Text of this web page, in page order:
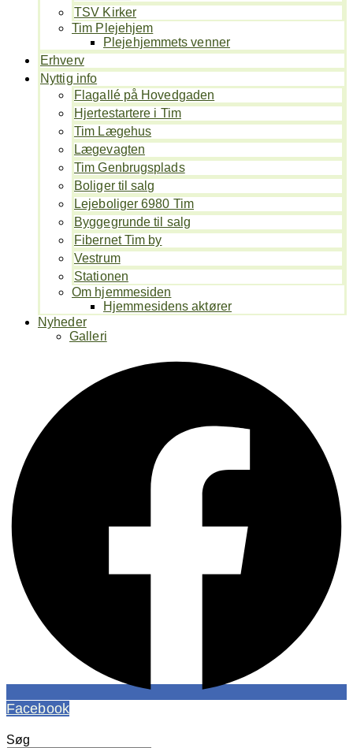
TSV Kirker
Tim Plejehjem
Plejehjemmets venner
Erhverv
Nyttig info
Flagallé på Hovedgaden
Hjertestartere i Tim
Tim Lægehus
Lægevagten
Tim Genbrugsplads
Boliger til salg
Lejeboliger 6980 Tim
Byggegrunde til salg
Fibernet Tim by
Vestrum
Stationen
Om hjemmesiden
Hjemmesidens aktører
Nyheder
Galleri
Facebook
Søg